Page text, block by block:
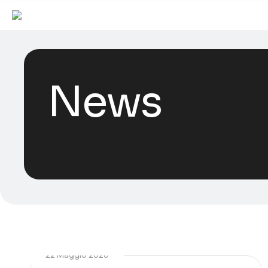
News
22 Maggio 2026